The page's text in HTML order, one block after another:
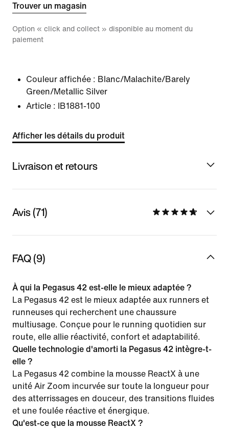
Trouver un magasin
Option « click and collect » disponible au moment du
paiement
Couleur affichée : Blanc/Malachite/Barely
Green/Metallic Silver
Article :
IB1881-100
Afficher les détails du produit
Livraison et retours
Avis (71)
FAQ (9)
À qui la Pegasus 42 est-elle le mieux adaptée ?
La Pegasus 42 est le mieux adaptée aux runners et
runneuses qui recherchent une chaussure
multiusage. Conçue pour le running quotidien sur
route, elle allie réactivité, confort et adaptabilité.
Quelle technologie d'amorti la Pegasus 42 intègre-t-
elle ?
La Pegasus 42 combine la mousse ReactX à une
unité Air Zoom incurvée sur toute la longueur pour
des atterrissages en douceur, des transitions fluides
et une foulée réactive et énergique.
Qu'est-ce que la mousse ReactX ?